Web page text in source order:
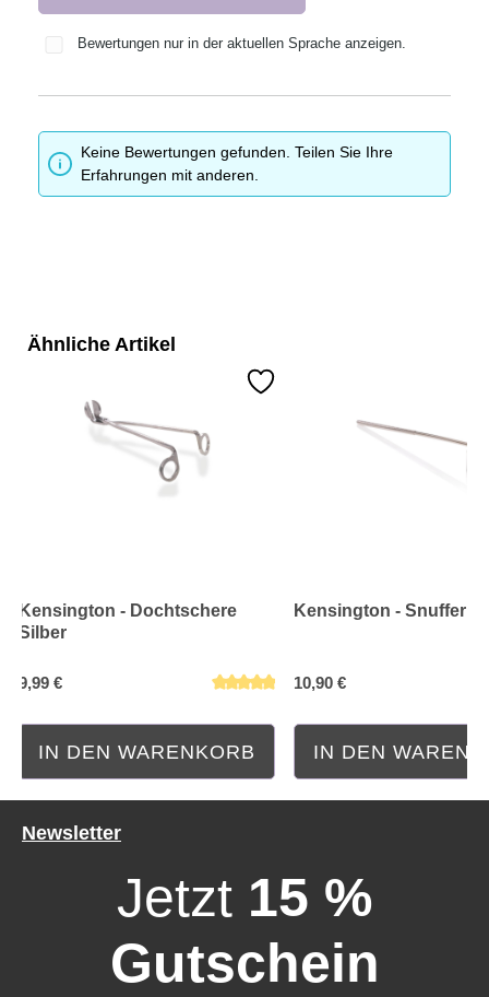
Bewertungen nur in der aktuellen Sprache anzeigen.
Keine Bewertungen gefunden. Teilen Sie Ihre
Erfahrungen mit anderen.
Ähnliche Artikel
Kensington - Dochtschere
Silber
9,99 €
IN DEN WARENKORB
Kensington - Snuffer
10,90 €
IN DEN
Newsletter
Jetzt 15 %
Gutschein